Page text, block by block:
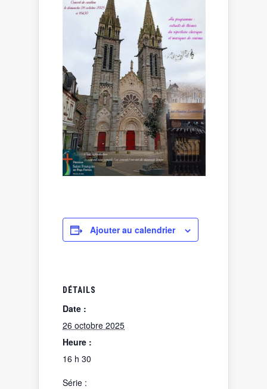
Ajouter au calendrier
DÉTAILS
Date :
26 octobre 2025
Heure :
16 h 30
Série :